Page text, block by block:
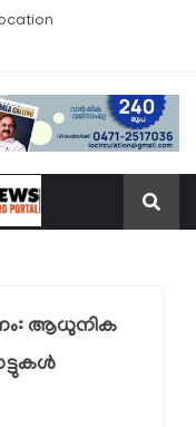
ആധുനിക